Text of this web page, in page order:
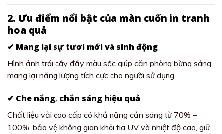
2. Ưu điểm nổi bật của màn cuốn in tranh
hoa quả
✔ Mang lại sự tươi mới và sinh động
Hình ảnh trái cây đầy màu sắc giúp căn phòng bừng sáng,
mang lại năng lượng tích cực cho người sử dụng.
✔ Che nắng, chắn sáng hiệu quả
Chất liệu vải cao cấp có khả năng cản sáng từ 70% –
100%, bảo vệ không gian khỏi tia UV và nhiệt độ cao, giữ